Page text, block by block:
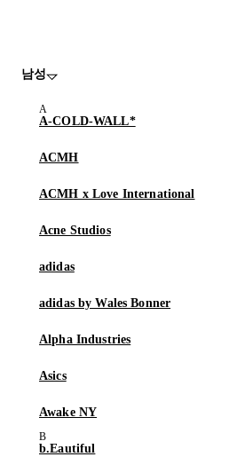
남성
A-COLD-WALL*
ACMH
ACMH x Love International
Acne Studios
adidas
adidas by Wales Bonner
Alpha Industries
Asics
Awake NY
b.Eautiful